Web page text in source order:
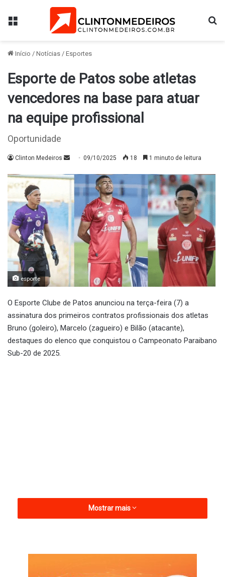
Menu
Início / Notícias / Esportes
Esporte de Patos sobe atletas
vencedores na base para atuar
na equipe profissional
Oportunidade
Clinton Medeiros
Mande
e-
mail
09/10/2025 18 1 minuto de leitura
esporte
O Esporte Clube de Patos anunciou na terça-feira (7) a
assinatura dos primeiros contratos profissionais dos atletas
Bruno (goleiro), Marcelo (zagueiro) e Bilão (atacante),
destaques do elenco que conquistou o Campeonato Paraibano
Sub-20 de 2025.
Os três jogadores, formados nas categorias de base do Terror
Mostrar mais